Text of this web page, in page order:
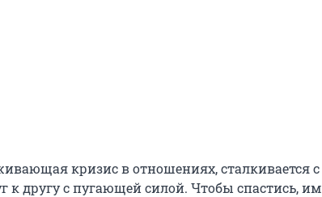
кризис в отношениях, сталкивается с
другу с пугающей силой. Чтобы спастись, им